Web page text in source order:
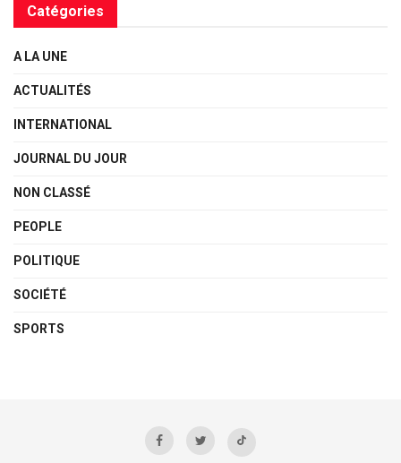
Catégories
A LA UNE
ACTUALITÉS
INTERNATIONAL
JOURNAL DU JOUR
NON CLASSÉ
PEOPLE
POLITIQUE
SOCIÉTÉ
SPORTS